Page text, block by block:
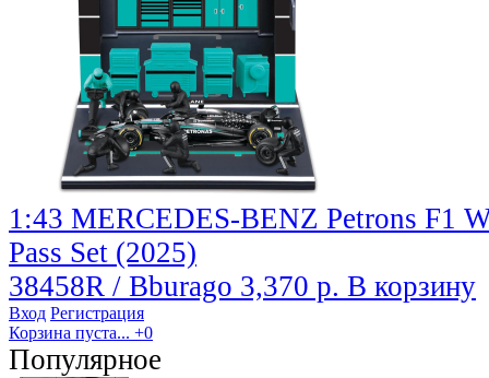
1:43 MERCEDES-BENZ Petrons F1
Pass Set (2025)
38458R / Bburago 3,370 р. В корзину
Вход Регистрация
Корзина пуста... +0
Популярное